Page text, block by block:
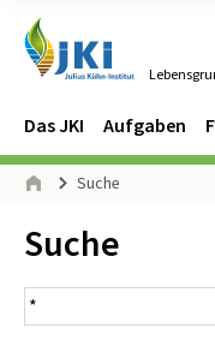
Navigation
Hauptmenü
Das JKI Aufgaben
Seitenpfad
Suche
Inhalt:
Suche
Suchergebnis